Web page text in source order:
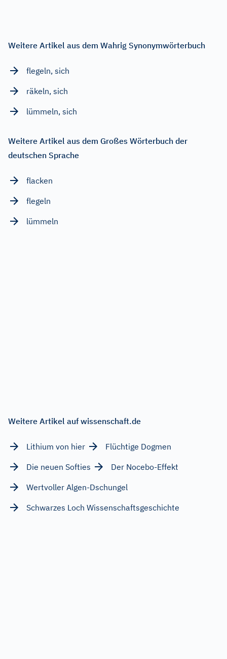
Weitere Artikel aus dem Wahrig Synonymwörterbuch
flegeln, sich
räkeln, sich
lümmeln, sich
Weitere Artikel aus dem Großes Wörterbuch der
deutschen Sprache
flacken
flegeln
lümmeln
Weitere Artikel auf wissenschaft.de
Lithium von hier
Flüchtige Dogmen
Die neuen Softies
Der Nocebo-Effekt
Wertvoller Algen-Dschungel
Schwarzes Loch Wissenschaftsgeschichte